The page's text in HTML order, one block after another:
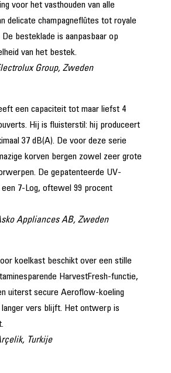
voor het vasthouden van alle
delicate champagneflûtes tot royale
besteklade is aanpasbaar op
van het bestek.
Group, Zweden
een capaciteit tot maar liefst 4
Hij is fluisterstil: hij produceert
37 dB(A). De voor deze serie
korven bergen zowel zeer grote
De gepatenteerde UV-
7-Log, oftewel 99 procent
Appliances AB, Zweden
koelkast beschikt over een stille
HarvestFresh-functie,
uiterst secure Aeroflow-koeling
vers blijft. Het ontwerp is
Turkije